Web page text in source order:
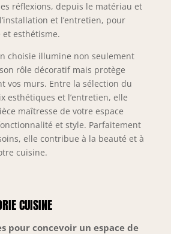
réflexions, depuis le matériau et
et l’entretien, pour
esthétisme.
choisie illumine non seulement
rôle décoratif mais protège
vos murs. Entre la sélection du
esthétiques et l’entretien, elle
maîtresse de votre espace
et style. Parfaitement
elle contribue à la beauté et à
cuisine.
CUISINE
pour concevoir un espace de